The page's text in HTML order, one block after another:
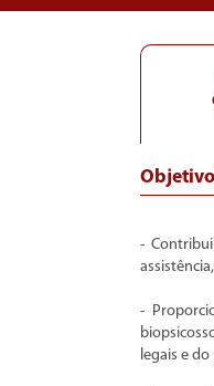
-
-
legais e